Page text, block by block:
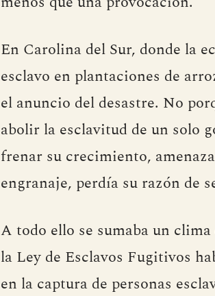
En Carolina del Sur, donde la
esclavo en plantaciones de
el anuncio del desastre. No
abolir la esclavitud de un solo
frenar su crecimiento,
engranaje, perdía su razón de
A todo ello se sumaba un
la Ley de Esclavos Fugitivos
en la captura de personas